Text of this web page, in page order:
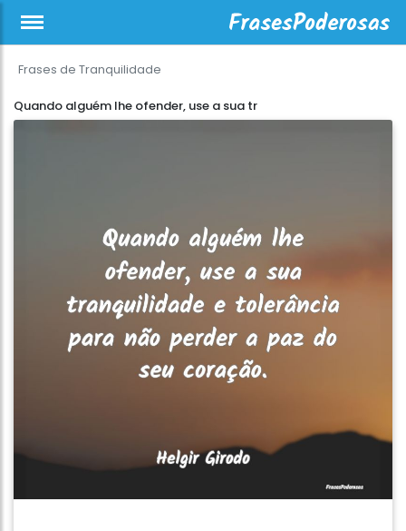
Frases de Tranquilidade
Quando alguém lhe ofender, use a sua tr